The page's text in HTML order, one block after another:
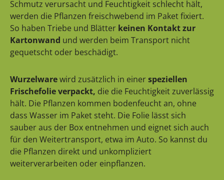
Schmutz verursacht und Feuchtigkeit schlecht hält,
werden die Pflanzen freischwebend im Paket fixiert.
So haben Triebe und Blätter keinen Kontakt zur
Kartonwand und werden beim Transport nicht
gequetscht oder beschädigt.
Wurzelwarewird zusätzlich in einerspeziellen
Frischefolie verpackt, die die Feuchtigkeit zuverlässig
hält. Die Pflanzen kommen bodenfeucht an, ohne
dass Wasser im Paket steht. Die Folie lässt sich
sauber aus der Box entnehmen und eignet sich auch
für den Weitertransport, etwa im Auto. So kannst du
die Pflanzen direkt und unkompliziert
weiterverarbeiten oder einpflanzen.